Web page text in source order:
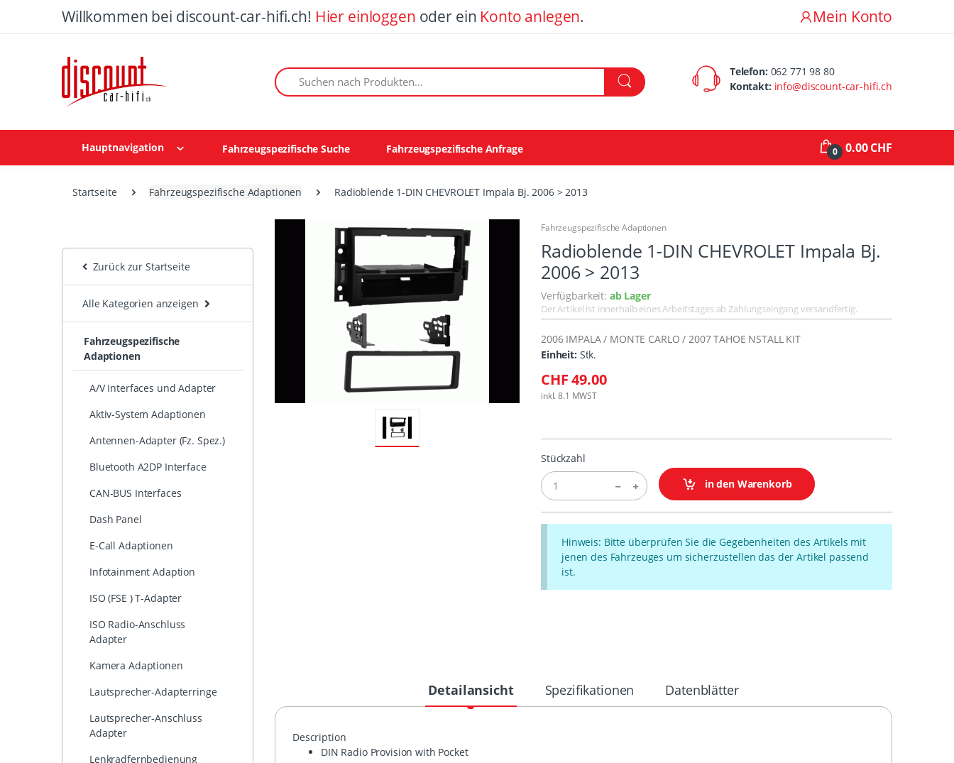
Willkommen bei discount-car-hifi.ch! Hier einloggen oder ein Konto anlegen. Mein Konto
Suchen nach Produkten: Telefon: 062 771 98 80
Kontakt: info@discount-car-hifi.ch
Hauptnavigation Fahrzeugspezifische Suche Fahrzeugspezifische Anfrage 0 0.00 CHF
Startseite Fahrzeugspezifische Adaptionen Radioblende 1-DIN CHEVROLET Impala Bj. 2006 > 2013
Zurück zur Startseite
Alle Kategorien anzeigen
Fahrzeugspezifische
Adaptionen
A/V Interfaces und Adapter
Aktiv-System Adaptionen
Antennen-Adapter (Fz. Spez.)
Bluetooth A2DP Interface
CAN-BUS Interfaces
Dash Panel
E-Call Adaptionen
Infotainment Adaption
ISO (FSE ) T-Adapter
ISO Radio-Anschluss
Adapter
Kamera Adaptionen
Lautsprecher-Adapterringe
Lautsprecher-Anschluss
Adapter
Lenkradfernbedienung
Fahrzeugspezifische Adaptionen
Radioblende 1-DIN CHEVROLET Impala Bj.
2006 > 2013
Verfügbarkeit: ab Lager
Der Artikel ist innerhalb eines Arbeitstages ab Zahlungseingang versandfertig.
2006 IMPALA / MONTE CARLO / 2007 TAHOE NSTALL KIT
Einheit: Stk.
CHF 49.00
inkl. 8.1 MWST
Stückzahl
in den Warenkorb
Hinweis: Bitte überprüfen Sie die Gegebenheiten des Artikels mit
jenen des Fahrzeuges um sicherzustellen das der Artikel passend
ist.
Detailansicht Spezifikationen Datenblätter
Description
DIN Radio Provision with Pocket